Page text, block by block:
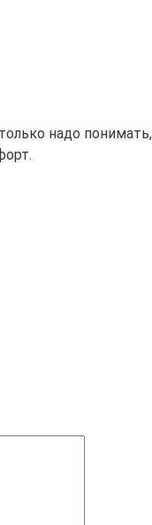
надо